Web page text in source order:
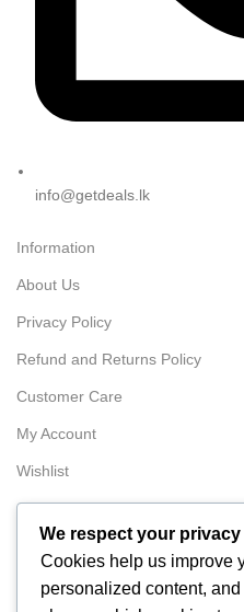
info@getdeals.lk
Information
About Us
Privacy Policy
Refund and Returns Policy
Customer Care
My Account
Wishlist
Order
Tracking
FAQ
We respect your privacy
Cookies help us improve
personalized content,